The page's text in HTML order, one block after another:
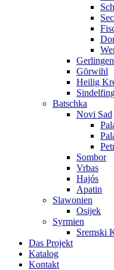
Gerlingen
Görwihl
Heilig
Batschka
Novi Sad
Sombor
Vrbas
Hajós
Apatin
Slawonien
Osijek
Syrmien
Sremski
Das Projekt
Katalog
Kontakt